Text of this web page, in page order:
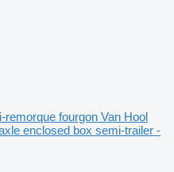
remorque fourgon Van Hool
enclosed box semi-trailer -